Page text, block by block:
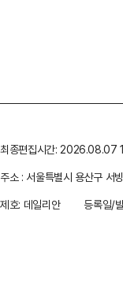
최종편집시간: 2026.08.07
주소 : 서울특별시 용산구 서
제호: 데일리안
등록일/